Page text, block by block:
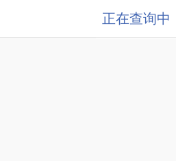
正在查询中